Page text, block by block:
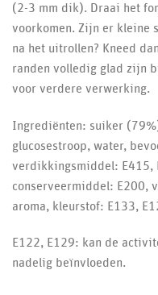
(2-3 mm dik). Draai het
voorkomen. Zijn er kleine
na het uitrollen? Kneed
randen volledig glad zijn
voor verdere verwerking.
Ingrediënten: suiker
glucosestroop, water,
verdikkingsmiddel: E415,
conserveermiddel: E200,
aroma, kleurstof: E133,
E122, E129: kan de
nadelig beïnvloeden.